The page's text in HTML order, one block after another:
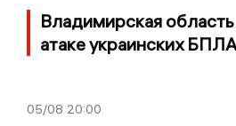
Владимирская
атаке украинских БПЛА
05/08 20:00